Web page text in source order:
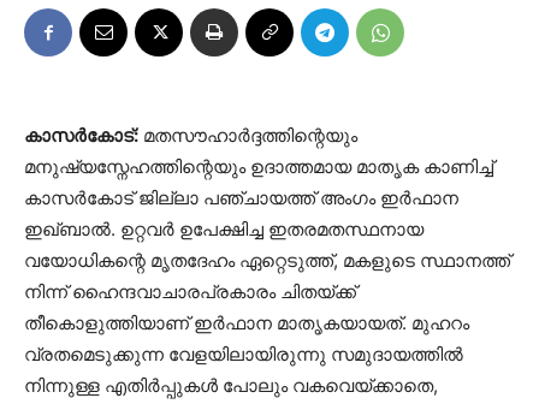
കാസർകോട്: മതസൗഹാർദ്ദത്തിന്റെയും
മനുഷ്യസ്നേഹത്തിന്റെയും ഉദാത്തമായ മാതൃക കാണിച്ച്
കാസർകോട് ജില്ലാ പഞ്ചായത്ത് അംഗം ഇർഫാന
ഇഖ്ബാൽ. ഉറ്റവർ ഉപേക്ഷിച്ച ഇതരമതസ്ഥനായ
വയോധികന്റെ മൃതദേഹം ഏറ്റെടുത്ത്, മകളുടെ സ്ഥാനത്ത്
നിന്ന് ഹൈന്ദവാചാരപ്രകാരം ചിതയ്ക്ക്
തീകൊളുത്തിയാണ് ഇർഫാന മാതൃകയായത്. മുഹറം
വ്രതമെടുക്കുന്ന വേളയിലായിരുന്നു സമുദായത്തിൽ
നിന്നുള്ള എതിർപ്പുകൾ പോലും വകവെയ്ക്കാതെ,